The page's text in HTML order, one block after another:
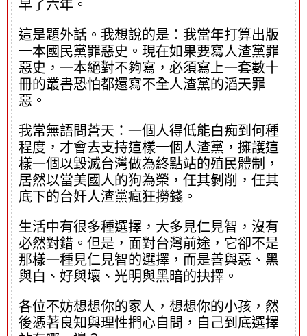
早了六年。
這是題外話。我想說的是：我當年打算出版
一本國民黨罪惡史。現在如果要寫人渣黨罪
惡史，一本絕對不夠寫，必須寫上一套數十
冊的叢書恐怕都還寫不全人渣黨的滔天罪
惡。
我常無語問蒼天：一個人得低能白痴到何種
程度，才會去支持這樣一個人渣黨，擁護這
樣一個以毀滅台灣做為終點站的殖民體制，
居然以當美國人的狗為榮，任其剝削，任其
底下的台奸人渣黨瘋狂撈錢。
生活中有很多種選擇，大多見仁見智，沒有
必然對錯。但是，面對台灣前途，它卻不是
那樣一種見仁見智的選擇，而是善與惡、黑
與白、好與壞、光明與黑暗的抉擇。
各位不妨想想你的家人，想想你的小孩，然
後憑著良知與理性捫心自問，自己到底選擇